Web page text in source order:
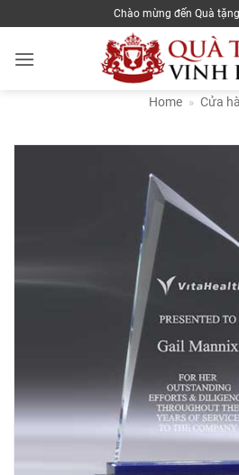
to
content
Chào mừng đến Quà
Home » Cửa